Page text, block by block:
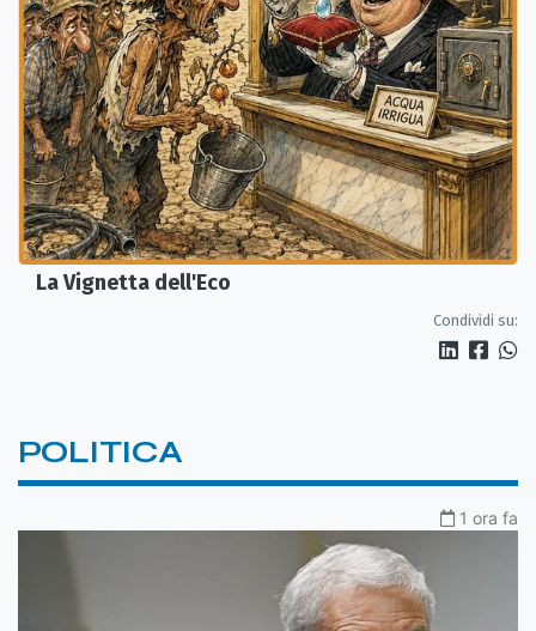
La Vignetta dell'Eco
Condividi su:
POLITICA
1 ora fa